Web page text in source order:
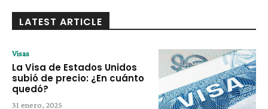
LATEST ARTICLE
Visas
La Visa de Estados Unidos
subió de precio: ¿En cuánto
quedó?
31 enero, 2025